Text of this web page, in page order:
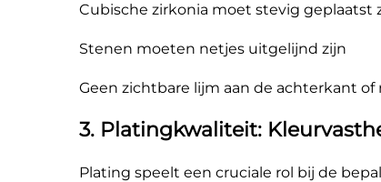
Cubische zirkonia moet stevig geplaatst
Stenen moeten netjes uitgelijnd zijn
Geen zichtbare lijm aan de achterkant of
3. Platingkwaliteit:
Plating speelt een cruciale rol bij de